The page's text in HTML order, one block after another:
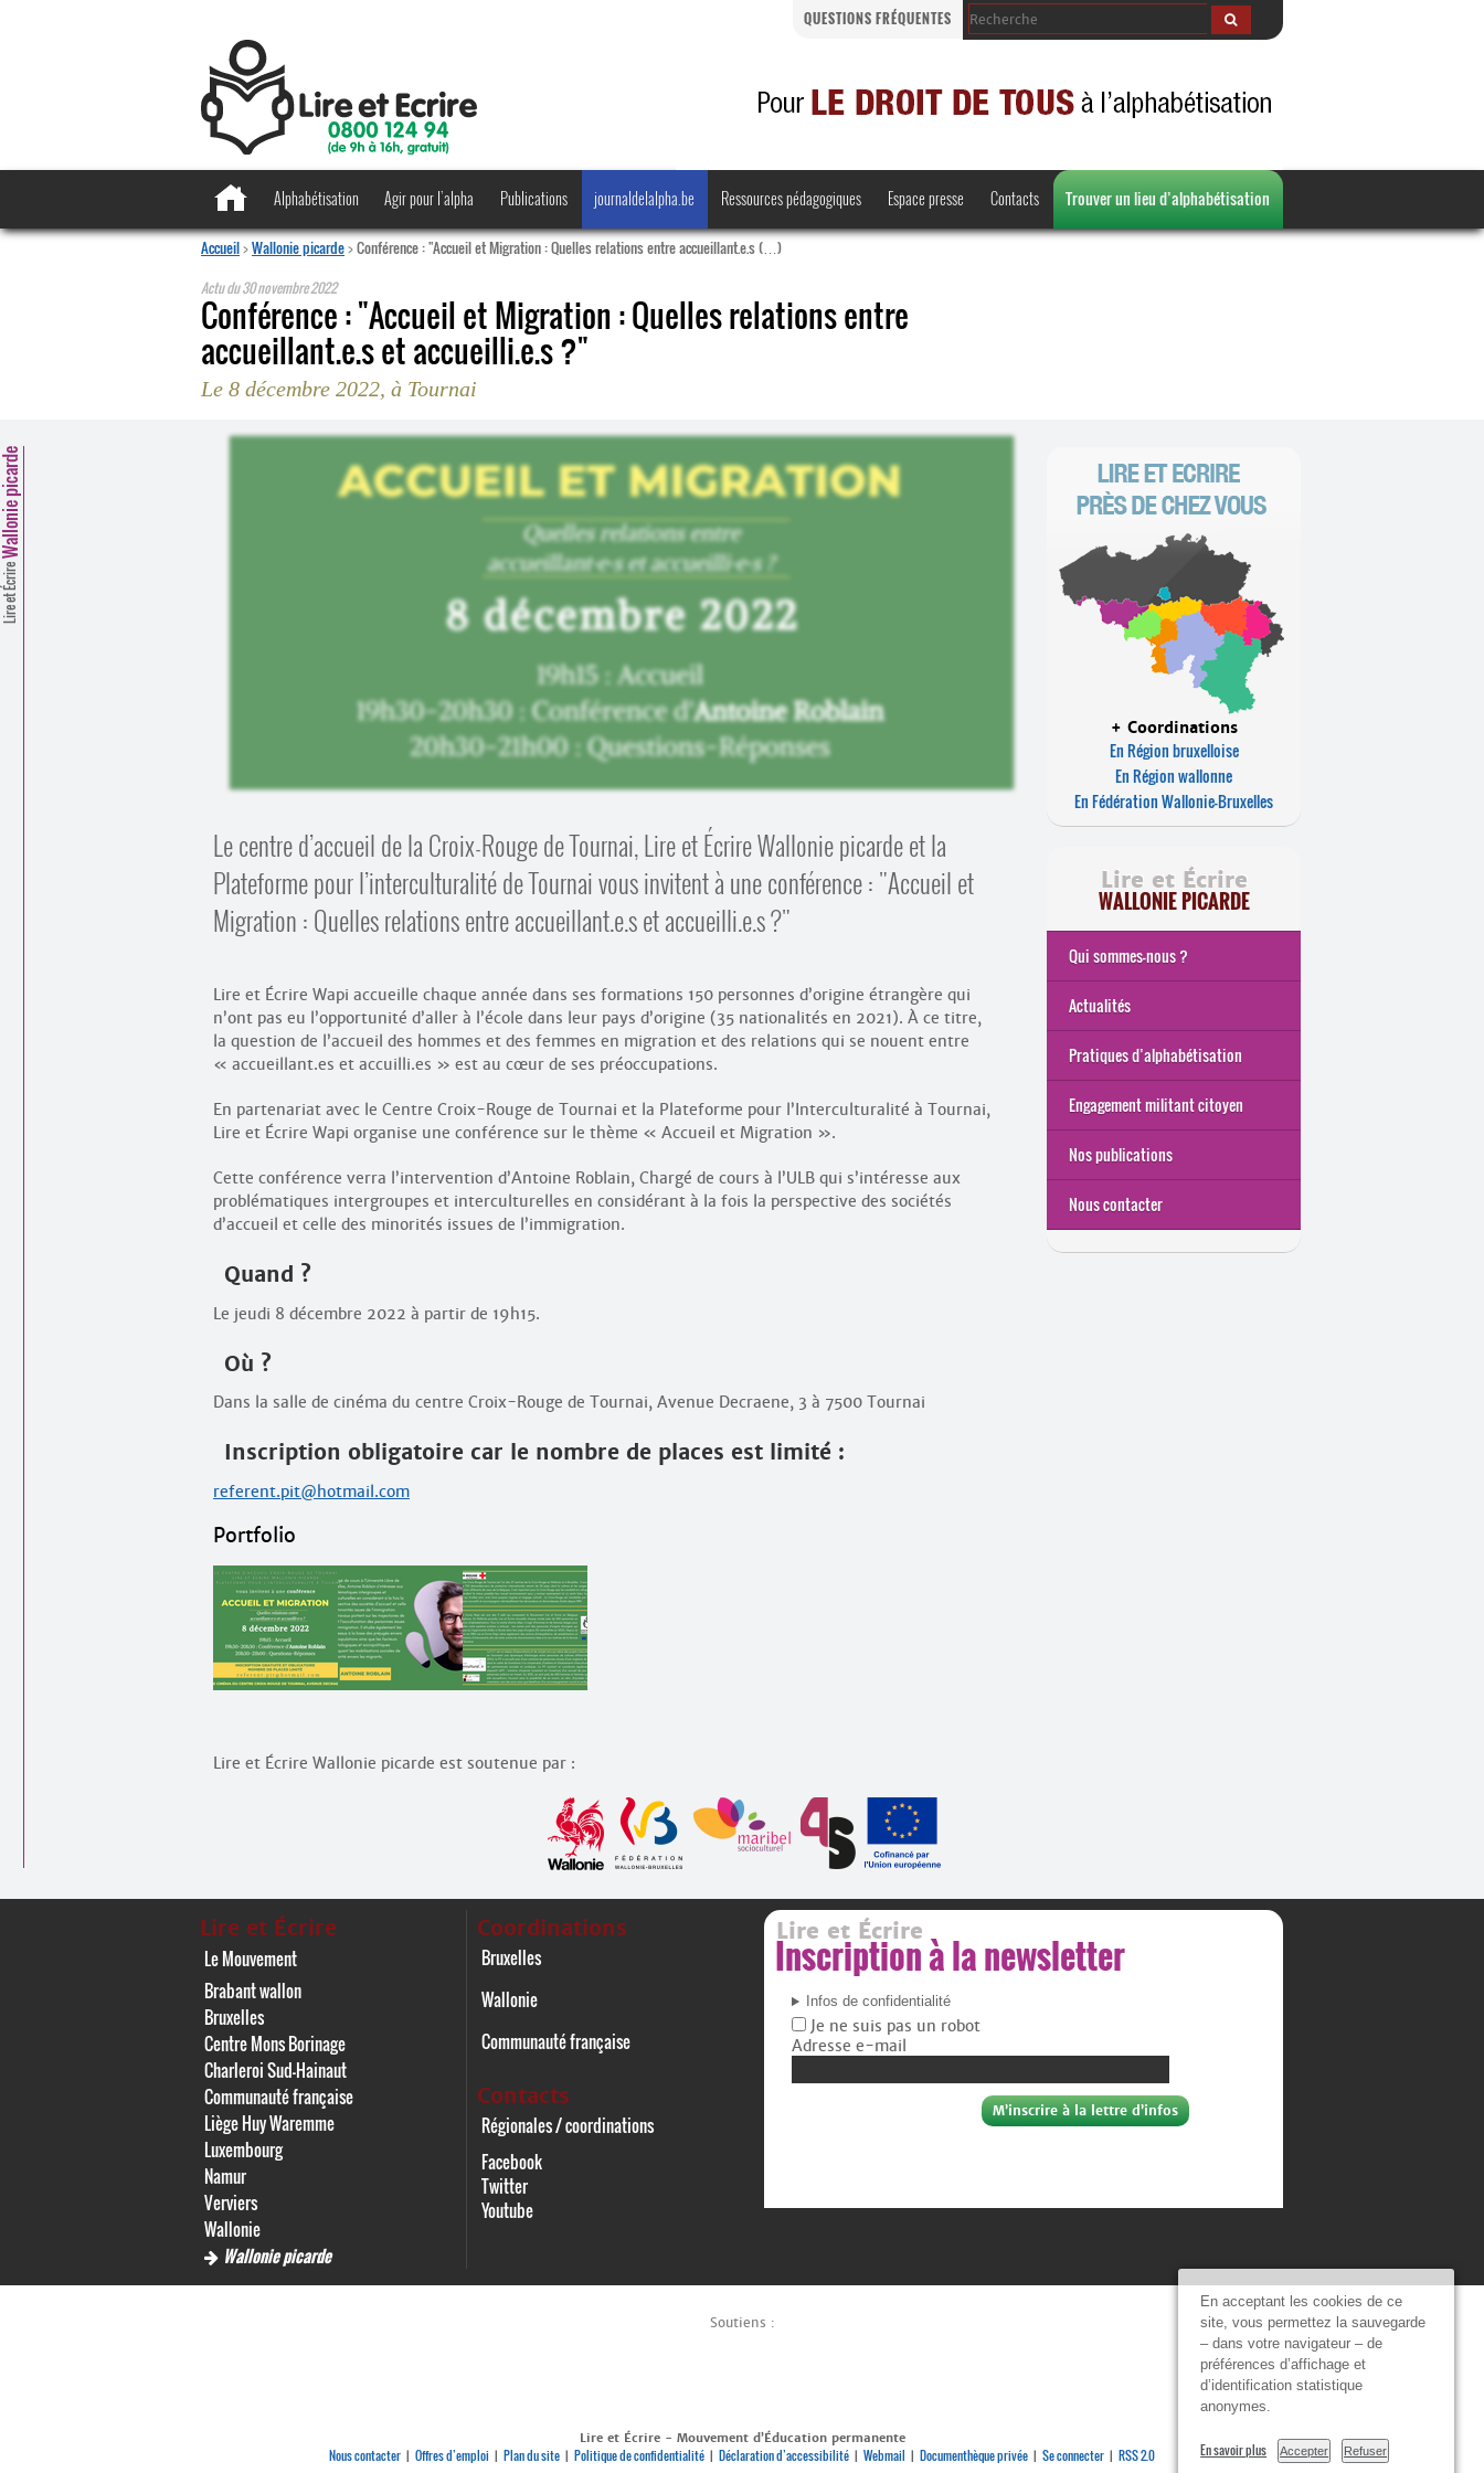
En acceptant les cookies de ce
site, vous permettez la sauvegarde
– dans votre navigateur – de
préférences d’affichage et
d’identification statistique
anonymes.
En savoir plus Accepter Refuser
QUESTIONS FRÉQUENTES
Alphabétisation Agir pour l’alpha
Regards croisés
Publications journaldelalpha.be Ressources pédagogiques Espace presse Contacts Trouver un lieu d’alphabétisation
Accueil>Wallonie picarde>Conférence : "Accueil et Migration : Quelles relations entre accueillant.e.s (…)
Actu du30 novembre 2022
Conférence : "Accueil et Migration : Quelles relations entre
accueillant.e.s et accueilli.e.s ?"
Le 8 décembre 2022, à Tournai
Lire et Écrire
picarde
Le centre d’accueil de la Croix-Rouge de Tournai, Lire et Écrire Wallonie picarde et la
Plateforme pour l’interculturalité de Tournai vous invitent à une conférence : "Accueil et
Migration : Quelles relations entre accueillant.e.s et accueilli.e.s ?"
Lire et Écrire Wapi accueille chaque année dans ses formations 150 personnes d’origine étrangère qui
n’ont pas eu l’opportunité d’aller à l’école dans leur pays d’origine (35 nationalités en 2021). À ce titre,
la question de l’accueil des hommes et des femmes en migration et des relations qui se nouent entre
« accueillant.es et accuilli.es » est au cœur de ses préoccupations.
En partenariat avec le Centre Croix-Rouge de Tournai et la Plateforme pour l’Interculturalité à Tournai,
Lire et Écrire Wapi organise une conférence sur le thème « Accueil et Migration ».
Cette conférence verra l’intervention d’Antoine Roblain, Chargé de cours à l’ULB qui s’intéresse aux
problématiques intergroupes et interculturelles en considérant à la fois la perspective des sociétés
d’accueil et celle des minorités issues de l’immigration.
Quand ?
Le jeudi 8 décembre 2022 à partir de 19h15.
Où ?
Dans la salle de cinéma du centre Croix-Rouge de Tournai, Avenue Decraene, 3 à 7500 Tournai
Inscription obligatoire car le nombre de places est limité :
referent.pit@hotmail.com
Portfolio
+ Coordinations
En Région bruxelloise
En Région wallonne
En Fédération Wallonie-Bruxelles
Lire et Écrire
WALLONIE PICARDE
Qui sommes-nous ?
Actualités
Pratiques d’alphabétisation
Engagement militant citoyen
Nos publications
Nous contacter
Lire et Écrire Wallonie picarde est soutenue par :
Lire et Écrire
Le Mouvement
Brabant wallon
Bruxelles
Centre Mons Borinage
Charleroi Sud-Hainaut
Communauté française
Liège Huy Waremme
Luxembourg
Namur
Verviers
Wallonie
Wallonie picarde
Coordinations
Bruxelles
Wallonie
Communauté française
Contacts
Régionales / coordinations
Facebook
Twitter
Youtube
Lire et Écrire
Inscription à la newsletter
Infos de confidentialité
Je ne suis pas un robot
Adresse e-mail
Soutiens :
Lire et Écrire - Mouvement d’Éducation permanente
Nous contacter | Offres d’emploi | Plan du site | Politique de confidentialité | Déclaration d’accessibilité | Webmail | Documenthèque privée | Se connecter | RSS 2.0